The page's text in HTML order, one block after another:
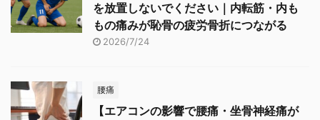
を放置しないでください｜内転筋・内も
もの痛みが恥骨の疲労骨折につながる
2026/7/24
腰痛
【エアコンの影響で腰痛・坐骨神経痛が